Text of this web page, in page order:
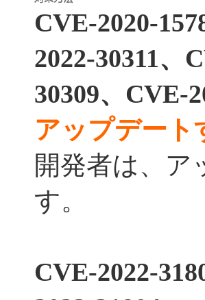
CVE-2020-
2022-30311、
30309、CVE-
アップデート
開発者は、ア
す。
CVE-2022-